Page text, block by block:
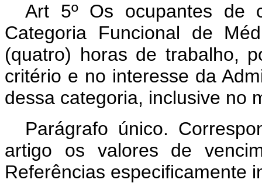
Art 5º Os ocupantes de
Categoria Funcional de
(quatro) horas de trabalho,
critério e no interesse da
dessa categoria, inclusive no
Parágrafo único.
artigo os valores de
Referências especificamente